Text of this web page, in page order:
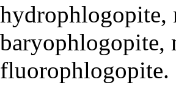
hydrophlogopite,
baryophlogopite,
fluorophlogopite.